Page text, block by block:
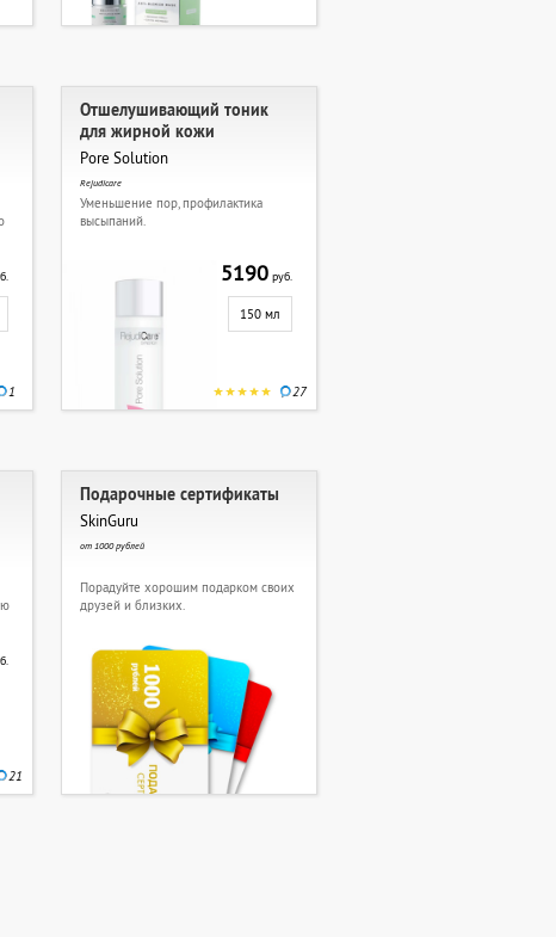
1
Отшелушивающий тоник
для жирной кожи
Pore Solution
Rejudicare
Уменьшение пор, профилактика
высыпаний.
5190 руб.
150 мл
27
21
Подарочные сертификаты
SkinGuru
от 1000 рублей
Порадуйте хорошим подарком своих
друзей и близких.